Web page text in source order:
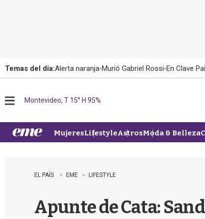
Temas del día:Alerta naranja Murió Gabriel Rossi En Clave
u
Montevideo, T 15° H 95%
MujeresLifestyleAstrosModa & Belleza
EL PAÍS EME LIFESTYLE
Apunte de Cata: